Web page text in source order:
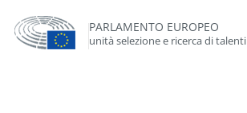
PARLAMENTO EUROPEO
unità selezione e ricerca di talenti